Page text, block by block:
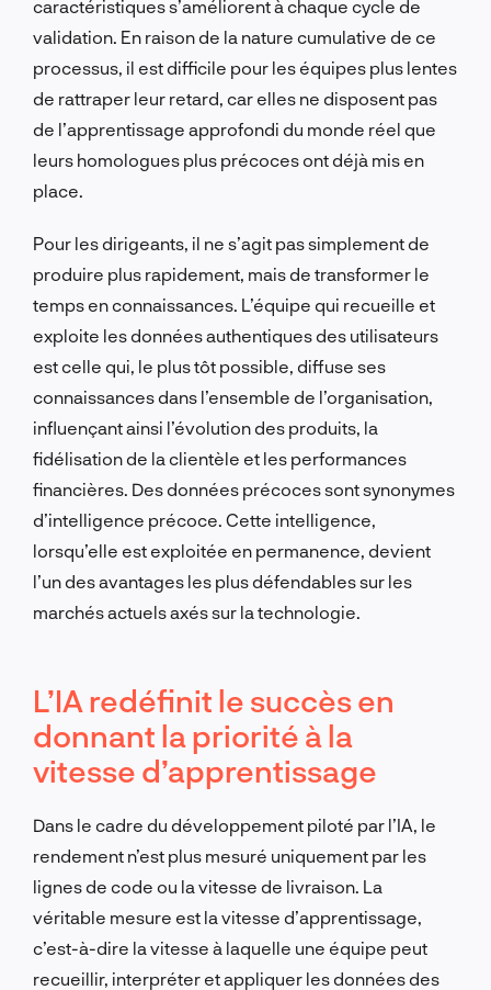
caractéristiques s’améliorent à chaque cycle de
validation. En raison de la nature cumulative de ce
processus, il est difficile pour les équipes plus lentes
de rattraper leur retard, car elles ne disposent pas
de l’apprentissage approfondi du monde réel que
leurs homologues plus précoces ont déjà mis en
place.
Pour les dirigeants, il ne s’agit passimplement de
produire plus rapidement, mais de transformer le
temps en connaissances. L’équipe qui recueille et
exploite les données authentiques des utilisateurs
est celle qui, le plus tôt possible, diffuse ses
connaissances dans l’ensemble de l’organisation
influençant ainsi l’évolution des produits, la
fidélisation de la clientèle et les performances
financières. Des données précoces sont synonymes
d’intelligence précoce. Cette intelligence,
lorsqu’elle est exploitée en permanence, devient
l’un des avantages les plus défendables sur les
marchés actuels axés sur la technologie.
L’IA redéfinit le succès en
donnant la priorité à la
vitesse d’apprentissage
Dans le cadre du développement piloté par l’IA, le
rendement n’est plus mesuré uniquement par les
lignes de code ou la vitesse de livraison. La
véritable mesure est la vitesse d’apprentissage,
c’est-à-dire la vitesse à laquelle une équipe peut
recueillir, interpréter et appliquer les données des